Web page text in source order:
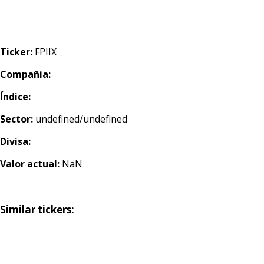
Ticker: FPIIX
Compañia:
Índice:
Sector: undefined/undefined
Divisa:
Valor actual: NaN
Similar tickers: